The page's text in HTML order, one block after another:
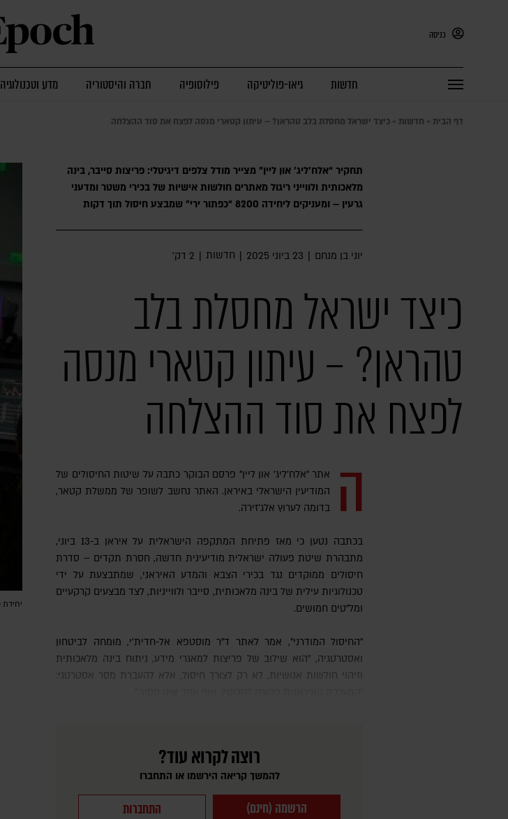
כניסה
חדשות גיאו-פוליטיקה פילוסופיה חברה והיסטוריה מדע וטכנולוגיה
דף הבית » חדשות » כיצד ישראל מחסלת בלב טהראן? – עיתון קטארי מנסה לפצח את סוד ההצלחה
תחקיר “אלח’ליג׳ און ליין” מצייר מודל צלפים דיגיטלי: פריצות סייבר, בינה
מלאכותית ולווייני ריגול מאתרים חולשות אישיות של בכירי משטר ומדעני
גרעין – ומעניקים ליחידה 8200 “כפתור ירי” שמבצע חיסול תוך דקות
יוני בן מנחם | 23 ביוני 2025 | חדשות | 2 דק׳
כיצד ישראל מחסלת בלב
טהראן? – עיתון קטארי מנסה
לפצח את סוד ההצלחה
ה
אתר "אלח'ליג' און ליין" פרסם הבוקר כתבה על שיטות החיסולים של
המודיעין הישראלי באיראן. האתר נחשב לשופר של ממשלת קטאר,
בדומה לערוץ אלג'זירה.
בכתבה נטען כי מאז פתיחת המתקפה הישראלית על איראן ב-13 ביוני,
מתבהרת שיטת פעולה ישראלית מודיעינית חדשה, חסרת תקדים – סדרת
חיסולים ממוקדים נגד בכירי הצבא והמדע האיראני, שמתבצעת על ידי
טכנולוגיות עילית של בינה מלאכותית, סייבר ולווייניות, לצד מבצעים קרקעיים
ומל"טים חמושים.
"החיסול המודרני", אמר לאתר ד"ר מוסטפא אל-חדית'י, מומחה לביטחון
ואסטרטגיה, "הוא שילוב של פריצות למאגרי מידע, ניתוח בינה מלאכותית
וזיהוי חולשות אנושיות, לא רק לצורך חיסול, אלא להעברת מסר אסטרטגי:
רוצה לקרוא עוד?
להמשך קריאה הירשמו או התחברו
הרשמה (חינם) התחברות
יחידת 8200 | דובר צה״ל